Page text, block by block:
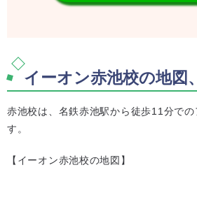
イーオン赤池校の地図
赤池校は、名鉄赤池駅から徒歩11分での
す。
【イーオン赤池校の地図】